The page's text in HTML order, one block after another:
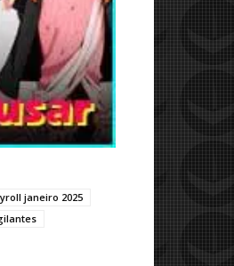
janeiro 2025